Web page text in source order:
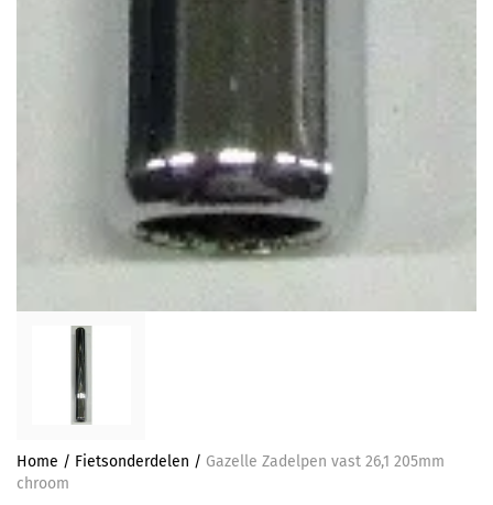
Home / Fietsonderdelen / Gazelle Zadelpen vast 26,1 205mm
chroom